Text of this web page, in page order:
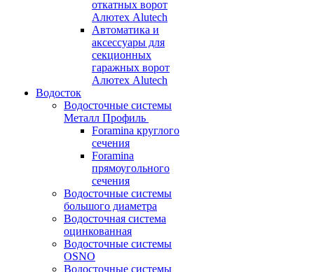
откатных ворот
Алютех Alutech
Автоматика и
аксессуары для
секционных
гаражных ворот
Алютех Alutech
Водосток
Водосточные системы
Металл Профиль
Foramina круглого
сечения
Foramina
прямоугольного
сечения
Водосточные системы
большого диаметра
Водосточная система
оцинкованная
Водосточные системы
OSNO
Водосточные системы